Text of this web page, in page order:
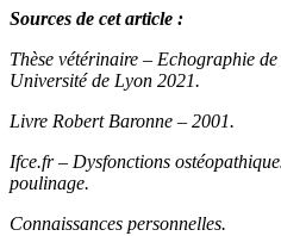
Sources de cet article :
Thèse vétérinaire – Echographie
Université de Lyon 2021.
Livre Robert Baronne – 2001.
Ifce.fr – Dysfonctions
poulinage.
Connaissances personnelles.